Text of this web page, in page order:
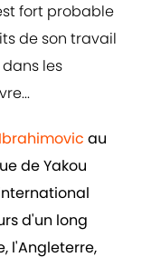
fort probable
de son travail
les
au
de Yakou
d'un long
l'Angleterre,